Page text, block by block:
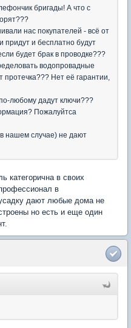
бригады! А что с
нас покупателей - всё от
придут и бесплатно будут
будет брак в проводке???
водопровадные
протечка??? Нет её гарантии,
любому дадут ключи???
Пожалуйтса
нашем случае) не дают
категорична в своих
в
усадку дают любые дома не
но есть и еще один